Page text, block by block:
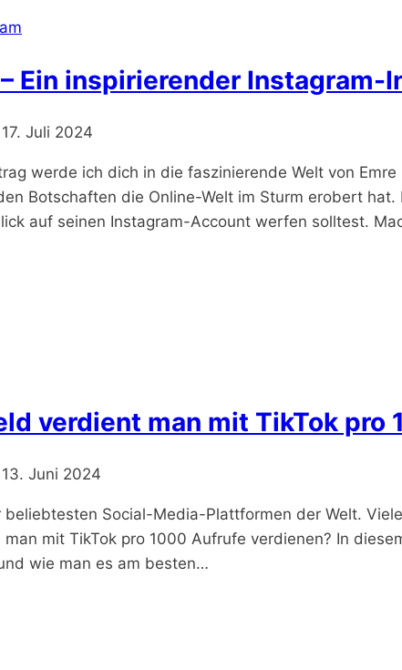
Ein inspirierender Instagram-
17. Juli 2024
werde ich dich in die faszinierende Welt von
Botschaften die Online-Welt im Sturm erobert
auf seinen Instagram-Account werfen solltest.
verdient man mit TikTok pro
13. Juni 2024
beliebtesten Social-Media-Plattformen der Welt.
mit TikTok pro 1000 Aufrufe verdienen? In
wie man es am besten…